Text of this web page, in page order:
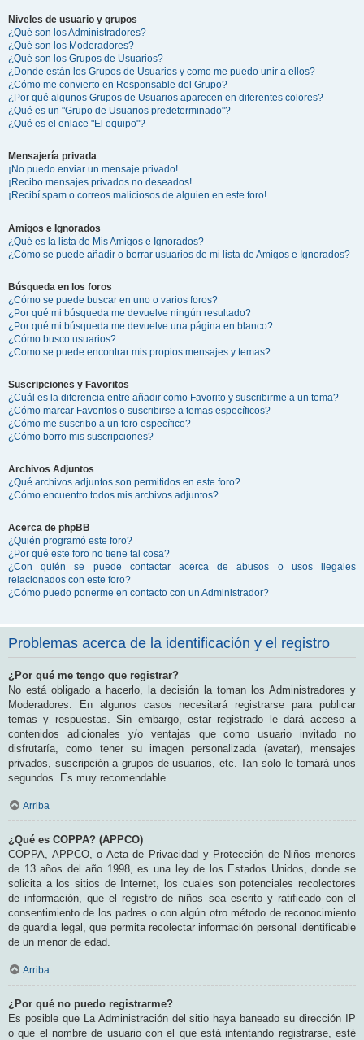
Niveles de usuario y grupos
¿Qué son los Administradores?
¿Qué son los Moderadores?
¿Qué son los Grupos de Usuarios?
¿Donde están los Grupos de Usuarios y como me puedo unir a ellos?
¿Cómo me convierto en Responsable del Grupo?
¿Por qué algunos Grupos de Usuarios aparecen en diferentes colores?
¿Qué es un "Grupo de Usuarios predeterminado"?
¿Qué es el enlace "El equipo"?
Mensajería privada
¡No puedo enviar un mensaje privado!
¡Recibo mensajes privados no deseados!
¡Recibí spam o correos maliciosos de alguien en este foro!
Amigos e Ignorados
¿Qué es la lista de Mis Amigos e Ignorados?
¿Cómo se puede añadir o borrar usuarios de mi lista de Amigos e Ignorados?
Búsqueda en los foros
¿Cómo se puede buscar en uno o varios foros?
¿Por qué mi búsqueda me devuelve ningún resultado?
¿Por qué mi búsqueda me devuelve una página en blanco?
¿Cómo busco usuarios?
¿Como se puede encontrar mis propios mensajes y temas?
Suscripciones y Favoritos
¿Cuál es la diferencia entre añadir como Favorito y suscribirme a un tema?
¿Cómo marcar Favoritos o suscribirse a temas específicos?
¿Cómo me suscribo a un foro específico?
¿Cómo borro mis suscripciones?
Archivos Adjuntos
¿Qué archivos adjuntos son permitidos en este foro?
¿Cómo encuentro todos mis archivos adjuntos?
Acerca de phpBB
¿Quién programó este foro?
¿Por qué este foro no tiene tal cosa?
¿Con quién se puede contactar acerca de abusos o usos ilegales
relacionados con este foro?
¿Cómo puedo ponerme en contacto con un Administrador?
Problemas acerca de la identificación y el registro
¿Por qué me tengo que registrar?
No está obligado a hacerlo, la decisión la toman los Administradores y
Moderadores. En algunos casos necesitará registrarse para publicar
temas y respuestas. Sin embargo, estar registrado le dará acceso a
contenidos adicionales y/o ventajas que como usuario invitado no
disfrutaría, como tener su imagen personalizada (avatar), mensajes
privados, suscripción a grupos de usuarios, etc. Tan solo le tomará unos
segundos. Es muy recomendable.
Arriba
¿Qué es COPPA? (APPCO)
COPPA, APPCO, o Acta de Privacidad y Protección de Niños menores
de 13 años del año 1998, es una ley de los Estados Unidos, donde se
solicita a los sitios de Internet, los cuales son potenciales recolectores
de información, que el registro de niños sea escrito y ratificado con el
consentimiento de los padres o con algún otro método de reconocimiento
de guardia legal, que permita recolectar información personal identificable
de un menor de edad.
Arriba
¿Por qué no puedo registrarme?
Es posible que La Administración del sitio haya baneado su dirección IP
o que el nombre de usuario con el que está intentando registrarse, esté